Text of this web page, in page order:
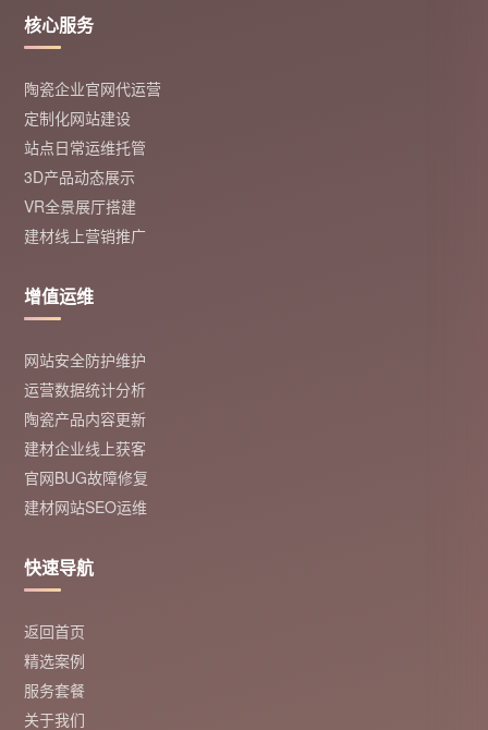
核心服务
陶瓷企业官网代运营
定制化网站建设
站点日常运维托管
3D产品动态展示
VR全景展厅搭建
建材线上营销推广
增值运维
网站安全防护维护
运营数据统计分析
陶瓷产品内容更新
建材企业线上获客
官网BUG故障修复
建材网站SEO运维
快速导航
返回首页
精选案例
服务套餐
关于我们